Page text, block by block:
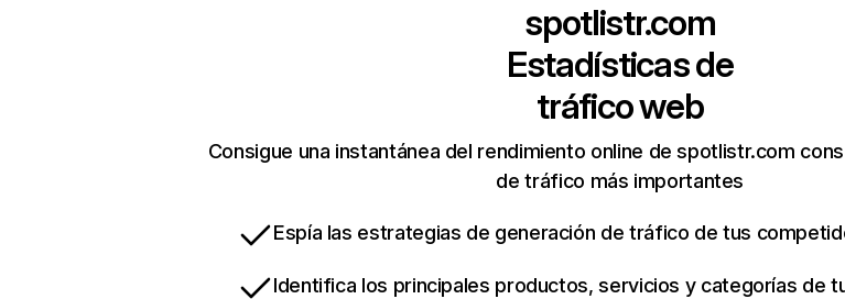
spotlistr.com
Estadísticas de
tráfico web
Consigue una instantánea del rendimiento online de spotlistr.com
de tráfico más importantes
Espía las estrategias de generación de tráfico de tus
Identifica los principales productos, servicios y categorías de